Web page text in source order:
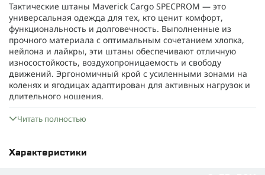
Тактические штаны Maverick Cargo SPECPROM — это
универсальная одежда для тех, кто ценит комфорт,
функциональность и долговечность. Выполненные из
прочного материала с оптимальным сочетанием хлопка,
нейлона и лайкры, эти штаны обеспечивают отличную
износостойкость, воздухопроницаемость и свободу
движений. Эргономичный крой с усиленными зонами на
коленях и ягодицах адаптирован для активных нагрузок и
длительного ношения.
Пояс с частичной эластичностью и регулируемыми
шлевками позволяет легко подогнать штаны по фигуре, а
гарантируют надежность и удобство в эксплуатации.
Благодаря множеству функциональных карманов, включая
Читать полностью
Характеристики